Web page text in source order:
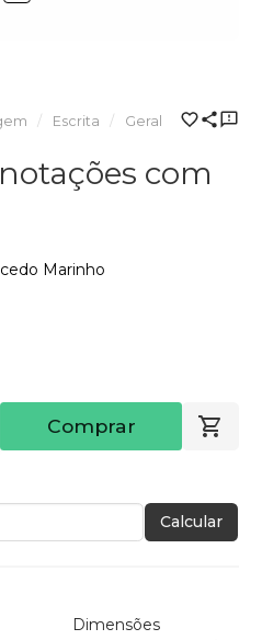
Escrita Geral
com
Marinho
Comprar
Calcular
Dimensões